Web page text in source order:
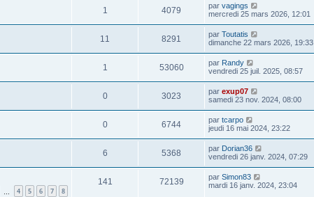
1 4079 par vagings
mercredi 25 mars 2026, 12:01
11 8291 par Toutatis
dimanche 22 mars 2026, 19:33
1 53060 par Randy
vendredi 25 juil. 2025, 08:57
0 3023 par exup07
samedi 23 nov. 2024, 08:00
0 6744 par tcarpo
jeudi 16 mai 2024, 23:22
6 5368 par Dorian36
vendredi 26 janv. 2024, 07:29
4 5 6 7 8
141 72139 par Simon83
mardi 16 janv. 2024, 23:04